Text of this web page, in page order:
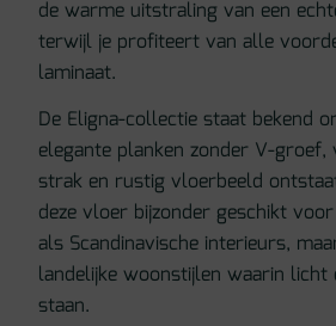
de warme uitstraling van een
terwijl je profiteert van alle
laminaat.
De Eligna-collectie staat bekend
elegante planken zonder V-groef,
strak en rustig vloerbeeld
deze vloer bijzonder geschikt
als Scandinavische interieurs,
landelijke woonstijlen waarin
staan.